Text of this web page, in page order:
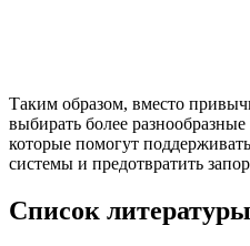
Таким образом, вместо
выбирать более
которые помогут
системы и предотвратить
Список